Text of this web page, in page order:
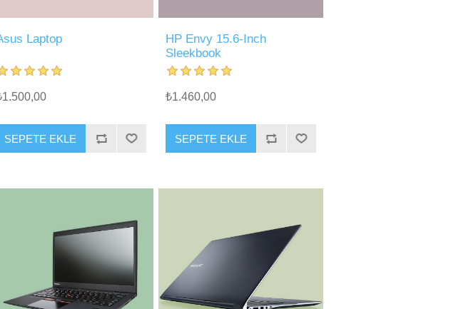
Laptop
SEPETE EKLE
HP Envy 15.6-Inch
Sleekbook
₺1.460,00
SEPETE EKLE